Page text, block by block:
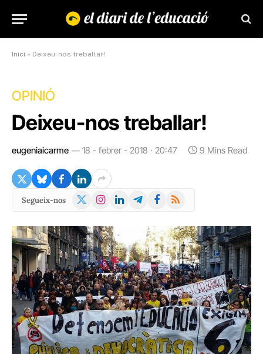
Inici » Deixeu-nos treballar!
OPINIÓ
Deixeu-nos treballar!
eugeniaicarme 18 - febrer - 2018 · 20:47 9 Mins Read
Segueix-nos
X
Instagram
LinkedInTelegramFacebook
RSS